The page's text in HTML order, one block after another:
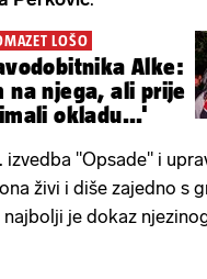
LOŠO
Alke:
na njega, ali prije
okladu...'
izvedba "Opsade" i
živi i diše zajedno s
je dokaz